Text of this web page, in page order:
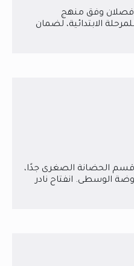
وفق منهج
الابتدائية، لضمان
قسم الحضانة الصغرى جدًا،
الوسطى. انفتاح نادر